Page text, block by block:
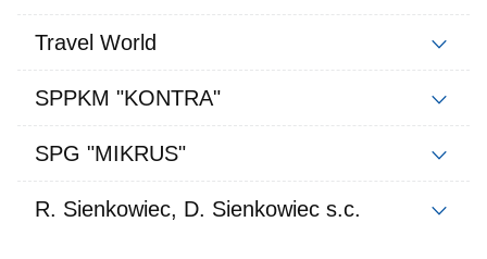
Travel World
SPPKM "KONTRA"
SPG "MIKRUS"
R. Sienkowiec, D. Sienkowiec s.c.